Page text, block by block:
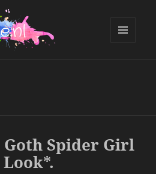
Goth Spider Girl